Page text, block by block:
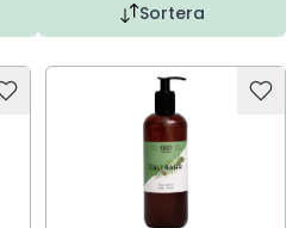
Sortera